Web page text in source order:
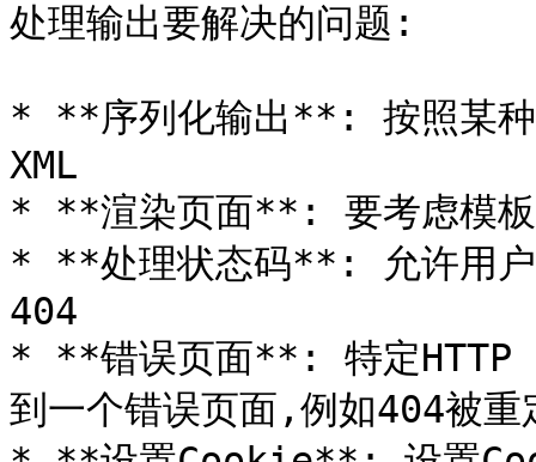
处理输出要解决的问题:
* **序列化输出**: 按照某种
XML
* **渲染页面**: 要考虑模板
* **处理状态码**: 允许用户
404
* **错误页面**: 特定HTTP
到一个错误页面,例如404被重